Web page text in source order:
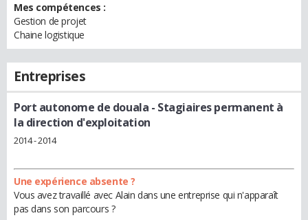
Mes compétences :
Gestion de projet
Chaine logistique
Entreprises
Port autonome de douala - Stagiaires permanent à
la direction d'exploitation
2014 - 2014
Une expérience absente ?
Vous avez travaillé avec Alain dans une entreprise qui n'apparaît
pas dans son parcours ?